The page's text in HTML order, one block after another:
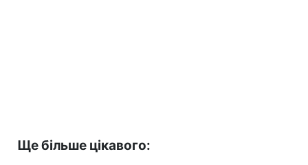
Ще більше цікавого: